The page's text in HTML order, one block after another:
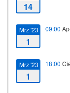
14
Mrz '23
1
09:00
Mrz '23
1
18:00